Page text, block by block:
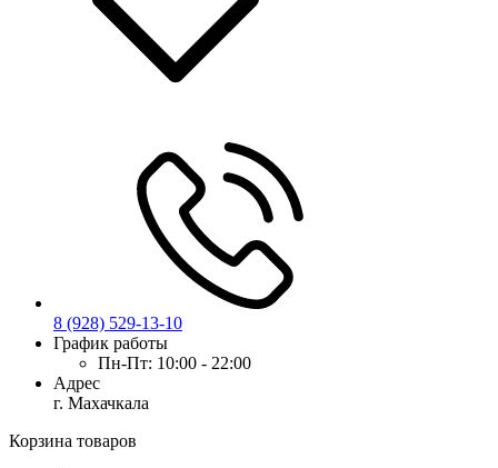
8 (928) 529-13-10
График работы
Пн-Пт: 10:00 - 22:00
Адрес
г. Махачкала
Корзина товаров